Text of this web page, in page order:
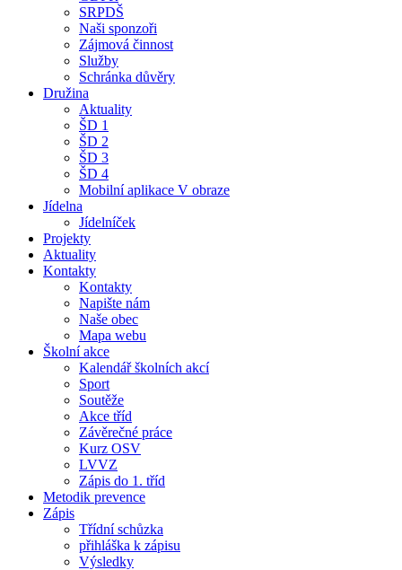
SRPDŠ
Naši sponzoři
Zájmová činnost
Služby
Schránka důvěry
Družina
Aktuality
ŠD 1
ŠD 2
ŠD 3
ŠD 4
Mobilní aplikace V obraze
Jídelna
Jídelníček
Projekty
Aktuality
Kontakty
Kontakty
Napište nám
Naše obec
Mapa webu
Školní akce
Kalendář školních akcí
Sport
Soutěže
Akce tříd
Závěrečné práce
Kurz OSV
LVVZ
Zápis do 1. tříd
Metodik prevence
Zápis
Třídní schůzka
přihláška k zápisu
Výsledky